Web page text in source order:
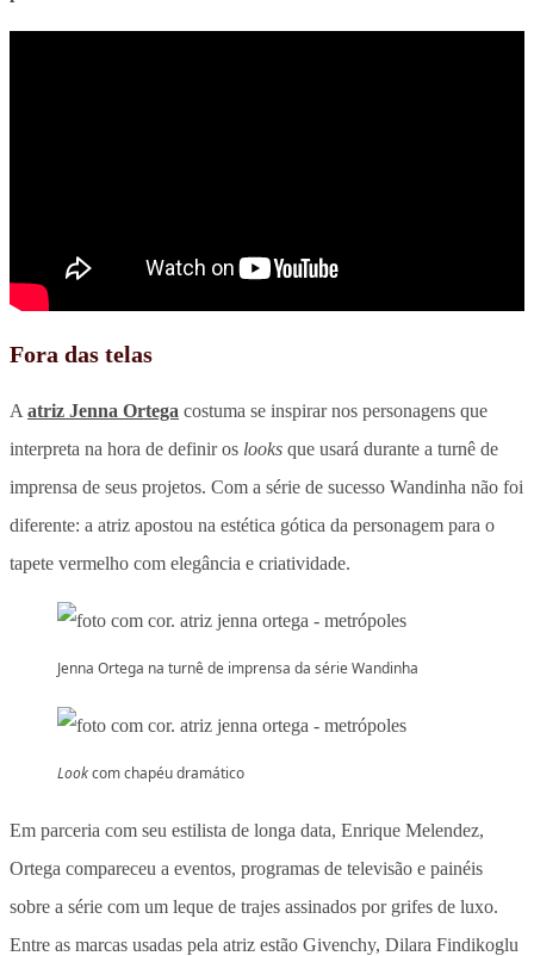
Fora das telas
A atriz Jenna Ortega costuma se inspirar nos personagens que
interpreta na hora de definir os looks que usará durante a turnê de
imprensa de seus projetos. Com a série de sucesso Wandinha não foi
diferente: a atriz apostou na estética gótica da personagem para o
tapete vermelho com elegância e criatividade.
Jenna Ortega na turnê de imprensa da série Wandinha
Lookcom chapéu dramático
Em parceria com seu estilista de longa data, Enrique Melendez,
Ortega compareceu a eventos, programas de televisão e painéis
sobre a série com um leque de trajes assinados por grifes de luxo.
Entre as marcas usadas pela atriz estão Givenchy, Dilara Findikoglu